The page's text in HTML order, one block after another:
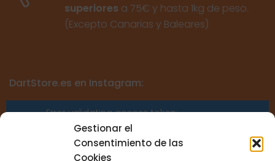
Gestionar el
Consentimiento de las
Cookies
superiores a 75€ y hasta 1kg de peso.
(Excepto Canarias y Baleares)
DartStore.es en Instagram:
Error validating access token:
Sessions for the user are not allowed
because the user is not a confirmed